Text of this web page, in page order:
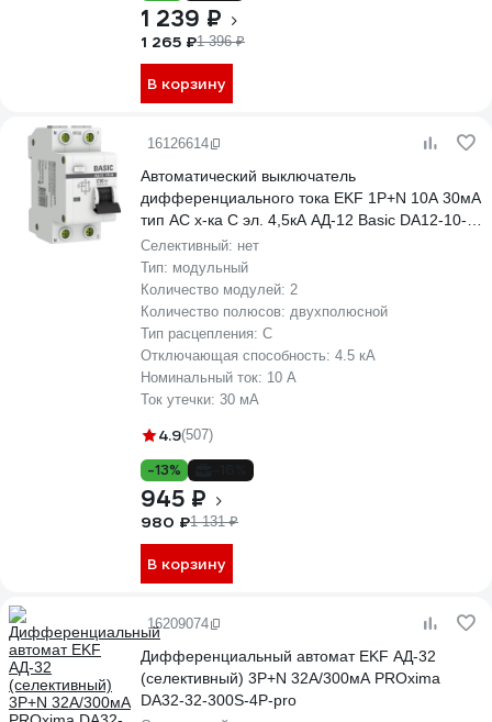
1 239 ₽
1 265 ₽1 396 ₽
В корзину
16126614
Автоматический выключатель
дифференциального тока EKF 1P+N 10А 30мА
тип АС х-ка C эл. 4,5кА АД-12 Basic DA12-10-
30-bas
Селективный: нет
Тип: модульный
Количество модулей: 2
Количество полюсов: двухполюсной
Тип расцепления: C
Отключающая способность: 4.5 кА
Номинальный ток: 10 А
Ток утечки: 30 мА
4.9(507)
-13%
945 ₽
980 ₽1 131 ₽
В корзину
16209074
Дифференциальный автомат EKF АД-32
(селективный) 3P+N 32А/300мА PROxima
DA32-32-300S-4P-pro